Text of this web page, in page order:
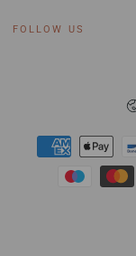
FOLLOW US